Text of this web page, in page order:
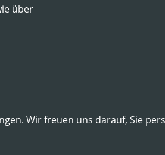
über
Wir freuen uns darauf, Sie